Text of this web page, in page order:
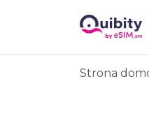
Strona